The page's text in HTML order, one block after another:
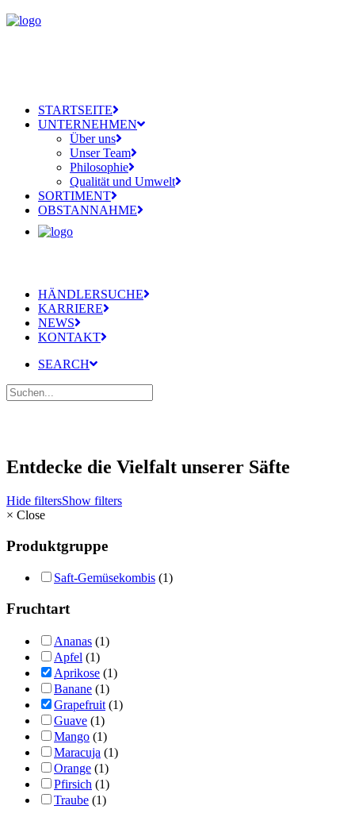
STARTSEITE
UNTERNEHMEN
Über uns
Unser Team
Philosophie
Qualität und Umwelt
SORTIMENT
OBSTANNAHME
HÄNDLERSUCHE
KARRIERE
NEWS
KONTAKT
SEARCH
Entdecke die Vielfalt unserer Säfte
Hide filtersShow filters
× Close
Produktgruppe
Saft-Gemüsekombis (1)
Fruchtart
Ananas (1)
Apfel (1)
Aprikose (1)
Banane (1)
Grapefruit (1)
Guave (1)
Mango (1)
Maracuja (1)
Orange (1)
Pfirsich (1)
Traube (1)